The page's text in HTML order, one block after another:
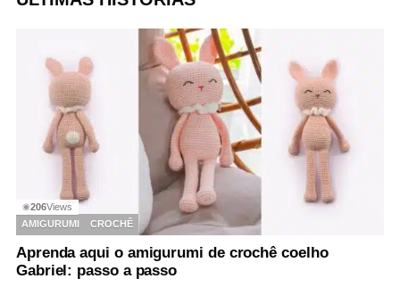
◉206Views
AMIGURUMI
CROCHÊ
Aprenda aqui o amigurumi de crochê coelho
Gabriel: passo a passo